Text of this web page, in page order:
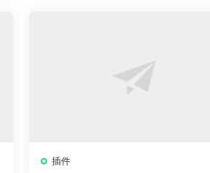
插件